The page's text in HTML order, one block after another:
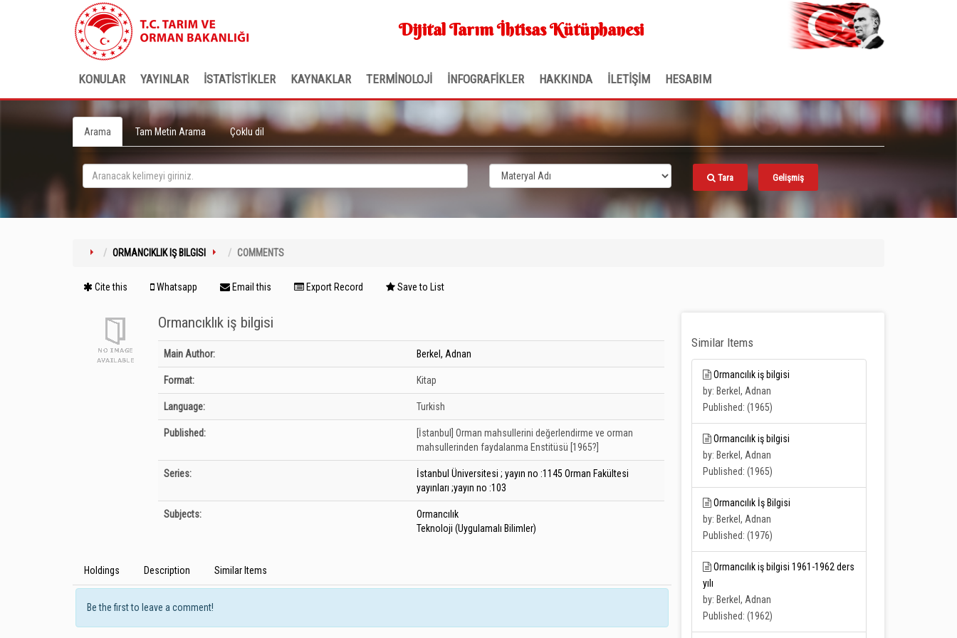
Dijital Tarım İhtisas Kütüphanesi
KONULAR YAYINLAR İSTATİSTİKLER KAYNAKLAR TERMİNOLOJİ İNFOGRAFİKLER HAKKINDA İLETİŞİM HESABIM
Arama Tam Metin Arama Çoklu dil
Tara Gelişmiş
ORMANCIKLIK IŞ BILGISI COMMENTS
Cite this Whatsapp Email this Export Record Save to List
Ormancıklık iş bilgisi
Bibliographic Details
Main Author: Berkel, Adnan
Format: Kitap
Language: Turkish
Published: [İstanbul]
Orman mahsullerini değerlendirme ve orman
mahsullerinden faydalanma Enstitüsü [1965?]
Series:
İstanbul Üniversitesi ; yayın no :1145 Orman Fakültesi
yayınları ;yayın no :103
Subjects:
Ormancılık
Teknoloji (Uygulamalı Bilimler)
Holdings Description Similar Items
Be the first to leave a comment!
Similar Items
Ormancılık iş bilgisi
by: Berkel, Adnan
Published: (1965)
Ormancılık iş bilgisi
by: Berkel, Adnan
Published: (1965)
Ormancılık İş Bilgisi
by: Berkel, Adnan
Published: (1976)
Ormancılık iş bilgisi 1961-1962 ders
yılı
by: Berkel, Adnan
Published: (1962)